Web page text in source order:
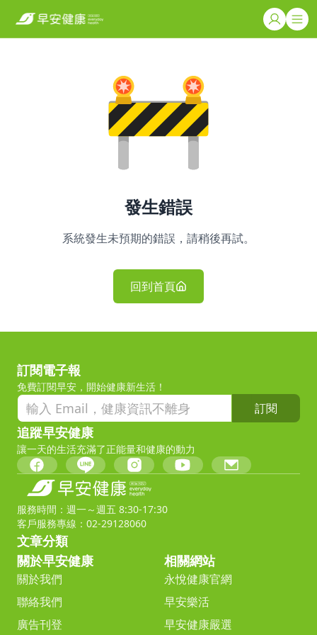
發生錯誤
系統發生未預期的錯誤，請稍後再試。
回到首頁
訂閱電子報
免費訂閱早安，開始健康新生活！
訂閱
追蹤早安健康
讓一天的生活充滿了正能量和健康的動力
服務時間：週一～週五 8:30-17:30
客戶服務專線：02-29128060
文章分類
關於早安健康
關於我們
聯絡我們
廣告刊登
相關網站
永悅健康官網
早安樂活
早安健康嚴選